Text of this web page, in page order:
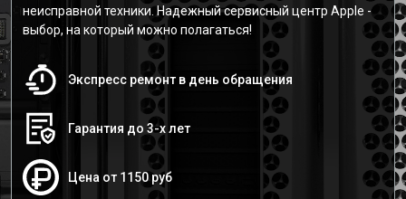
неисправной техники. Надежный сервисный центр Apple -
выбор, на который можно полагаться!
Экспресс ремонт в день обращения
Гарантия до 3-х лет
Цена от 1150 руб